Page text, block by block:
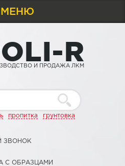
МЕНЮ
OLI-R
И ПРОДАЖА ЛКМ
пропитка грунтовка
ЗВОНОК
С ОБРАЗЦАМИ